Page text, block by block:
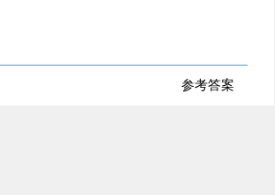
参考答案